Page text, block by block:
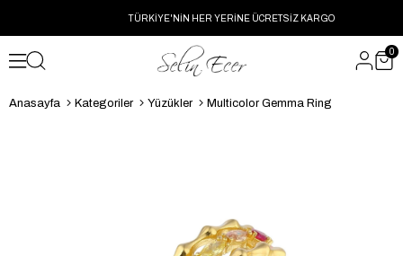
TÜRKİYE'NİN HER YERİNE ÜCRETSİZ KARGO
0
Anasayfa Kategoriler Yüzükler Multicolor Gemma Ring